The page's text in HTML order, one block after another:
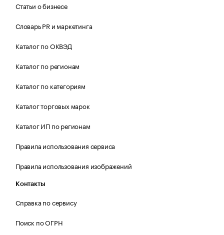
Статьи о бизнесе
Словарь PR и маркетинга
Каталог по ОКВЭД
Каталог по регионам
Каталог по категориям
Каталог торговых марок
Каталог ИП по регионам
Правила использования сервиса
Правила использования изображений
Контакты
Справка по сервису
Поиск по ОГРН